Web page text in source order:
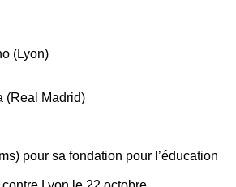
(Lyon)
(Real Madrid)
pour sa fondation pour l’éducation